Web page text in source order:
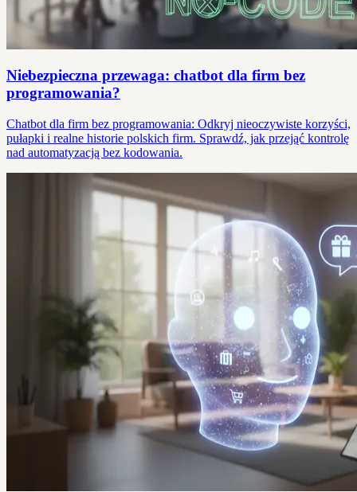
Niebezpieczna przewaga: chatbot dla firm bez
programowania?
Chatbot dla firm bez programowania: Odkryj nieoczywiste korzyści,
pułapki i realne historie polskich firm. Sprawdź, jak przejąć kontrolę
nad automatyzacją bez kodowania.